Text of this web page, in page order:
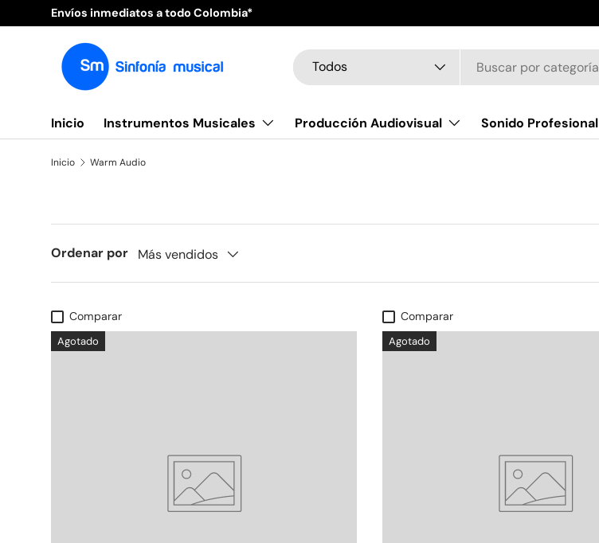
Ir al contenido
Envíos inmediatos a todo Colombia*
Buscar
Tipo de producto
Todos
Inicio Instrumentos Musicales Producción Audiovisual Sonido Profesional
Inicio Warm Audio
Ordenar por Más vendidos
Comparar
Agotado
Comparar
Agotado